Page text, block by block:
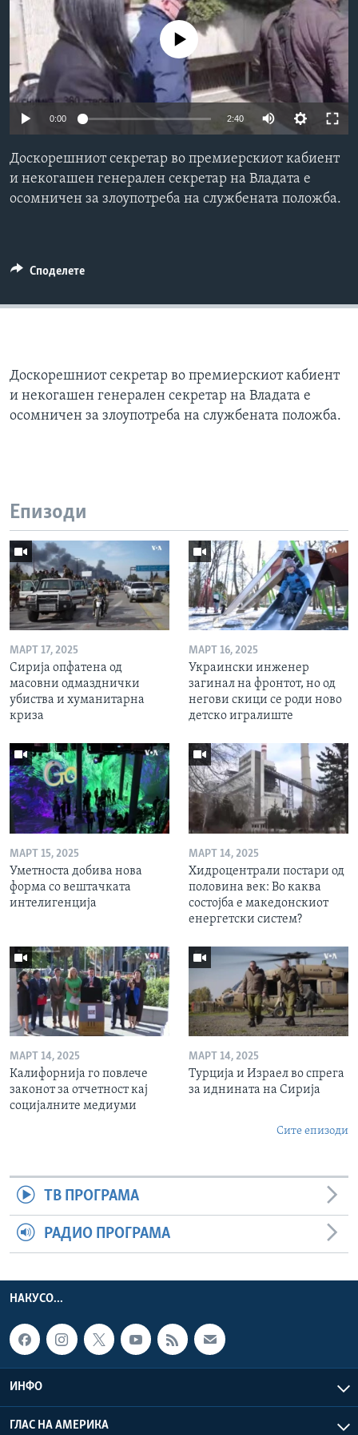
ИНТЕРВЈУА
Јазици
No media source currently available
0:00 2:40
Доскорешниот секретар во премиерскиот кабиент
и некогашен генерален секретар на Владата e
осомничен за злоупотреба на службената положба.
Споделете
Доскорешниот секретар во премиерскиот кабиент
и некогашен генерален секретар на Владата e
осомничен за злоупотреба на службената положба.
Епизоди
МАРТ 17, 2025
Сирија опфатена од
масовни одмазднички
убиства и хуманитарна
криза
МАРТ 16, 2025
Украински инженер
загинал на фронтот, но од
негови скици се роди ново
детско игралиште
МАРТ 15, 2025
Уметноста добива нова
форма со вештачката
интелигенција
МАРТ 14, 2025
Хидроцентрали постари од
половина век: Во каква
состојба е македонскиот
енергетски систем?
МАРТ 14, 2025
Калифорнија го повлече
законот за отчетност кај
социјалните медиуми
МАРТ 14, 2025
Турција и Израел во спрега
за иднината на Сирија
Сите епизоди
ТВ ПРОГРАМА
РАДИО ПРОГРАМА
НАКУСО...
ИНФО
ГЛАС НА АМЕРИКА